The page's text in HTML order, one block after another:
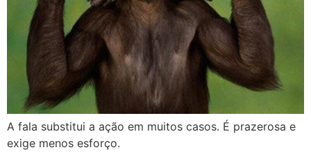
A fala substitui a ação em muitos casos. É prazerosa e
exige menos esforço.